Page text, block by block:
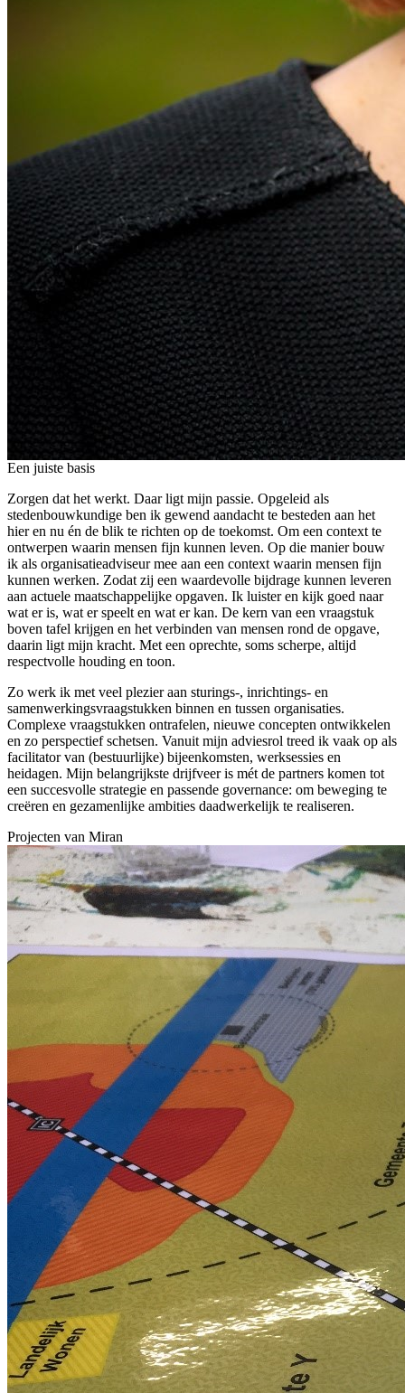
Een juiste basis
Zorgen dat het werkt. Daar ligt mijn passie. Opgeleid als
stedenbouwkundige ben ik gewend aandacht te besteden aan het
hier en nu én de blik te richten op de toekomst. Om een context te
ontwerpen waarin mensen fijn kunnen leven. Op die manier bouw
ik als organisatieadviseur mee aan een context waarin mensen fijn
kunnen werken. Zodat zij een waardevolle bijdrage kunnen leveren
aan actuele maatschappelijke opgaven. Ik luister en kijk goed naar
wat er is, wat er speelt en wat er kan. De kern van een vraagstuk
boven tafel krijgen en het verbinden van mensen rond de opgave,
daarin ligt mijn kracht. Met een oprechte, soms scherpe, altijd
respectvolle houding en toon.
Zo werk ik met veel plezier aan sturings-, inrichtings- en
samenwerkingsvraagstukken binnen en tussen organisaties.
Complexe vraagstukken ontrafelen, nieuwe concepten ontwikkelen
en zo perspectief schetsen. Vanuit mijn adviesrol treed ik vaak op als
facilitator van (bestuurlijke) bijeenkomsten, werksessies en
heidagen. Mijn belangrijkste drijfveer is mét de partners komen tot
een succesvolle strategie en passende governance: om beweging te
creëren en gezamenlijke ambities daadwerkelijk te realiseren.
Projecten van Miran